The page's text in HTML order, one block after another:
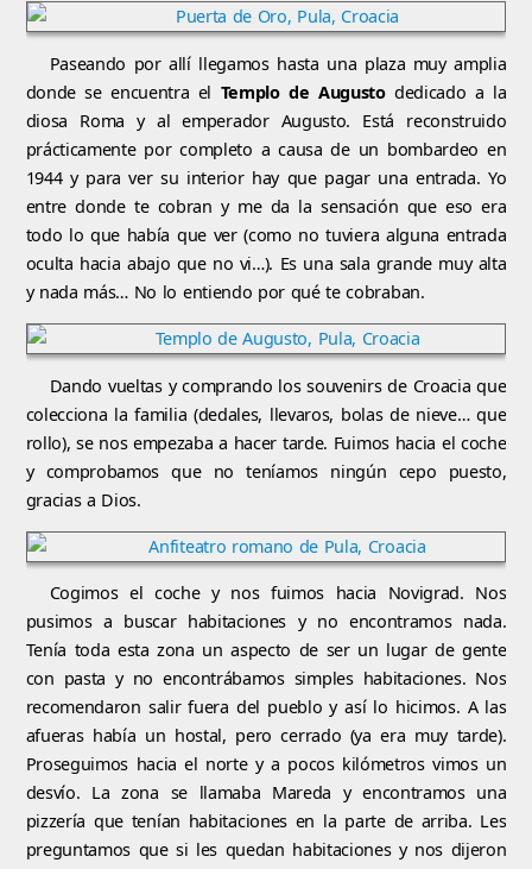
Paseando por allí llegamos hasta una plaza muy amplia
donde se encuentra el Templo de Augustodedicado a la
diosa Roma y al emperador Augusto. Está reconstruido
prácticamente por completo a causa de un bombardeo en
1944 y para ver su interior hay que pagar una entrada. Yo
entre donde te cobran y me da la sensación que eso era
todo lo que había que ver (como no tuviera alguna entrada
oculta hacia abajo que no vi…). Es una sala grande muy alta
y nada más… No lo entiendo por qué te cobraban.
Dando vueltas y comprando los souvenirs de Croacia que
colecciona la familia (dedales, llevaros, bolas de nieve… que
rollo), se nos empezaba a hacer tarde. Fuimos hacia el coche
y comprobamos que no teníamos ningún cepo puesto,
gracias a Dios.
Cogimos el coche y nos fuimos hacia Novigrad. Nos
pusimos a buscar habitaciones y no encontramos nada.
Tenía toda esta zona un aspecto de ser un lugar de gente
con pasta y no encontrábamos simples habitaciones. Nos
recomendaron salir fuera del pueblo y así lo hicimos. A las
afueras había un hostal, pero cerrado (ya era muy tarde).
Proseguimos hacia el norte y a pocos kilómetros vimos un
desvío. La zona se llamaba Mareda y encontramos una
pizzería que tenían habitaciones en la parte de arriba. Les
preguntamos que si les quedan habitaciones y nos dijeron